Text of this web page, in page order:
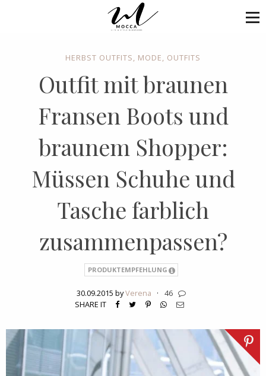
HERBST OUTFITS, MODE, OUTFITS
Outfit mit braunen
Fransen Boots und
braunem Shopper:
Müssen Schuhe und
Tasche farblich
zusammenpassen?
PRODUKTEMPFEHLUNG
30.09.2015 byVerena ·
46
SHARE IT